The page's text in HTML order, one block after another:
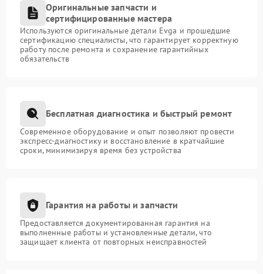
Оригинальные запчасти и
сертифицированные мастера
Используются оригинальные детали Evga и прошедшие
сертификацию специалисты, что гарантирует корректную
работу после ремонта и сохранение гарантийных
обязательств
Бесплатная диагностика и быстрый ремонт
Современное оборудование и опыт позволяют провести
экспресс-диагностику и восстановление в кратчайшие
сроки, минимизируя время без устройства
Гарантия на работы и запчасти
Предоставляется документированная гарантия на
выполненные работы и установленные детали, что
защищает клиента от повторных неисправностей